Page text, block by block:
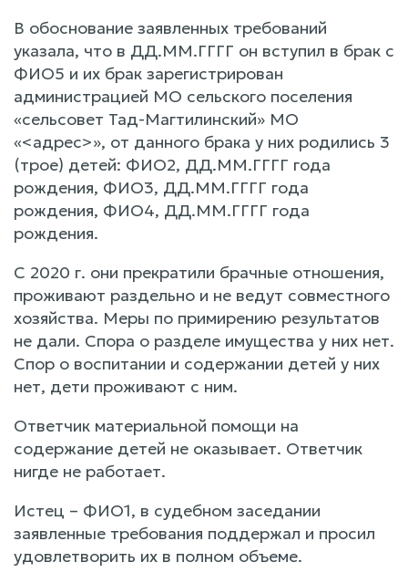
В обоснование заявленных требований
указала, что в ДД.ММ.ГГГГ он вступил в брак с
ФИО5 и их брак зарегистрирован
администрацией МО сельского поселения
«сельсовет Тад-Магтилинский» МО
«<адрес>», от данного брака у них родились 3
(трое) детей: ФИО2, ДД.ММ.ГГГГ года
рождения, ФИО3, ДД.ММ.ГГГГ года
рождения, ФИО4, ДД.ММ.ГГГГ года
рождения.
С 2020 г. они прекратили брачные отношения,
проживают раздельно и не ведут совместного
хозяйства. Меры по примирению результатов
не дали. Спора о разделе имущества у них нет.
Спор о воспитании и содержании детей у них
нет, дети проживают с ним.
Ответчик материальной помощи на
содержание детей не оказывает. Ответчик
нигде не работает.
Истец – ФИО1, в судебном заседании
заявленные требования поддержал и просил
удовлетворить их в полном объеме.